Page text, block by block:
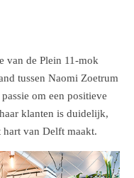
van de Plein 11-mok
tussen Naomi Zoetrum
om een ​​positieve
klanten is duidelijk,
hart van Delft maakt.